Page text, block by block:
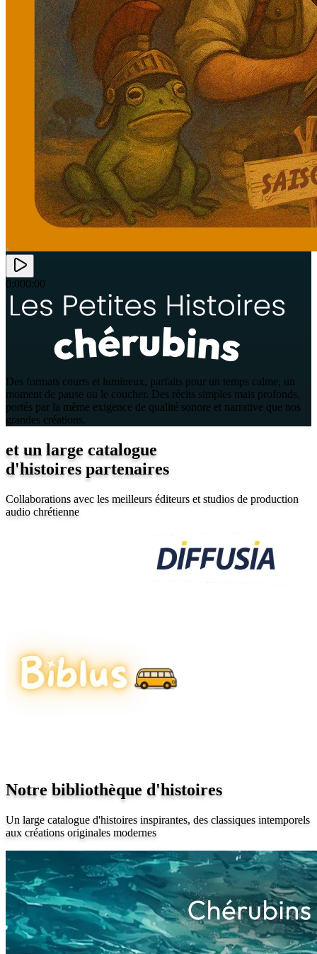
0:000:00
Des formats courts et lumineux, parfaits pour un temps calme, un
moment de pause ou le coucher. Des récits simples mais profonds,
portés par la même exigence de qualité sonore et narrative que nos
grandes créations.
et un large catalogue
d'histoires partenaires
Collaborations avec les meilleurs éditeurs et studios de production
audio chrétienne
Notre bibliothèque d'histoires
Un large catalogue d'histoires inspirantes, des classiques intemporels
aux créations originales modernes